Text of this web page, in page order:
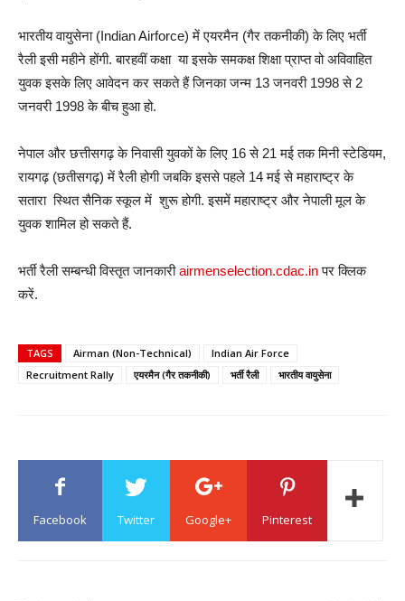
भारतीय वायुसेना (Indian Airforce) में एयरमैन (गैर तकनीकी) के लिए भर्ती
रैली इसी महीने होंगी. बारहवीं कक्षा या इसके समकक्ष शिक्षा प्राप्त वो अविवाहित
युवक इसके लिए आवेदन कर सकते हैं जिनका जन्म 13 जनवरी 1998 से 2
जनवरी 1998 के बीच हुआ हो.
नेपाल और छत्तीसगढ़ के निवासी युवकों के लिए 16 से 21 मई तक मिनी स्टेडियम,
रायगढ़ (छतीसगढ़) में रैली होगी जबकि इससे पहले 14 मई से महाराष्ट्र के
सतारा स्थित सैनिक स्कूल में शुरू होगी. इसमें महाराष्ट्र और नेपाली मूल के
युवक शामिल हो सकते हैं.
भर्ती रैली सम्बन्धी विस्तृत जानकारीairmenselection.cdac.inपर क्लिक
करें.
TAGS Airman (Non-Technical)
Indian Air Force
Recruitment Rally
एयरमैन (गैर तकनीकी) भर्ती रैली भारतीय वायुसेना
Facebook Twitter Google+ Pinterest